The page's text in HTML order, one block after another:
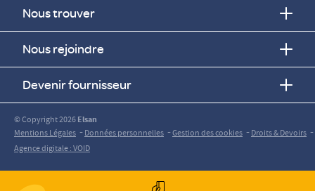
Nous trouver
Nous rejoindre
Devenir fournisseur
© Copyright 2026Elsan
Mentions Légales -Données personnelles -Gestion des cookies -Droits & Devoirs -
Agence digitale : VOID